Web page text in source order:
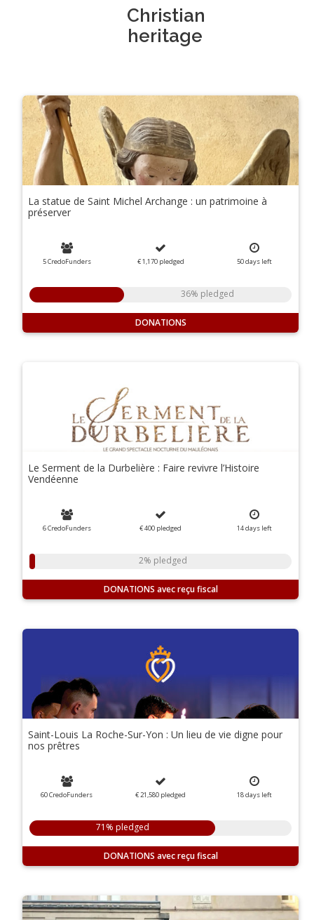
Christian
heritage
La statue de Saint Michel Archange : un patrimoine à
préserver
5 CredoFunders € 1,170 pledged 50daysleft
36% pledged
DONATIONS
Le Serment de la Durbelière : Faire revivre l’Histoire
Vendéenne
6 CredoFunders € 400 pledged 14daysleft
2% pledged
DONATIONS
Saint-Louis La Roche-Sur-Yon : Un lieu de vie digne pour
nos prêtres
60 CredoFunders € 21,580 pledged 18daysleft
71% pledged
DONATIONS